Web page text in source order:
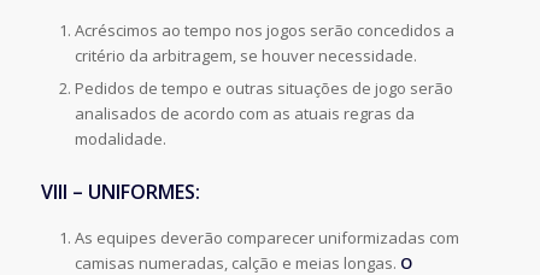
Acréscimos ao tempo nos jogos serão concedidos a
critério da arbitragem, se houver necessidade.
Pedidos de tempo e outras situações de jogo serão
analisados de acordo com as atuais regras da
modalidade.
VIII – UNIFORMES:
As equipes deverão comparecer uniformizadas com
camisas numeradas, calção e meias longas. O